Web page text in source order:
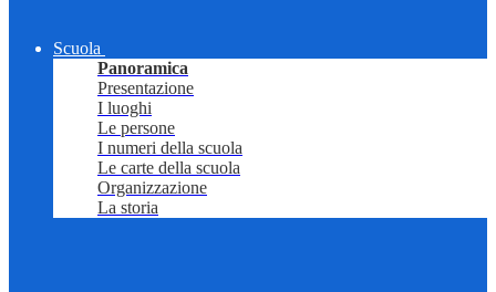
Scuola
Panoramica
Presentazione
I luoghi
Le persone
I numeri della scuola
Le carte della scuola
Organizzazione
La storia